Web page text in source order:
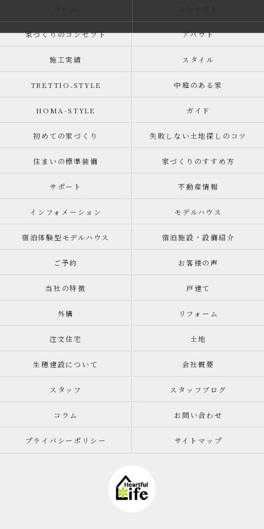
家づくりのコンセプト アバウト
施工実績 スタイル
TRETTIO₋STYLE 中庭のある家
HOMA-STYLE ガイド
初めての家づくり 失敗しない土地探しのコツ
住まいの標準装備 家づくりのすすめ方
サポート 不動産情報
インフォメーション モデルハウス
宿泊体験型モデルハウス 宿泊施設・設備紹介
ご予約 お客様の声
当社の特徴 戸建て
外構 リフォーム
注文住宅 土地
生穂建設について 会社概要
スタッフ スタッフブログ
コラム お問い合わせ
プライバシーポリシー サイトマップ